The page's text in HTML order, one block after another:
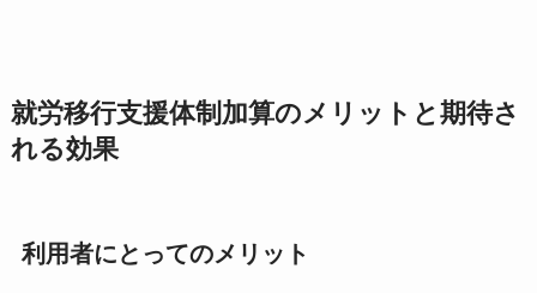
就労移行支援体制加算のメリットと期待さ
れる効果
利用者にとってのメリット